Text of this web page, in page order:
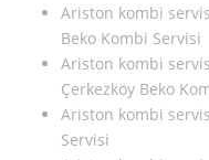
Ariston kombi
Beko Kombi Servisi
Ariston kombi
Çerkezköy Beko
Ariston kombi
Servisi